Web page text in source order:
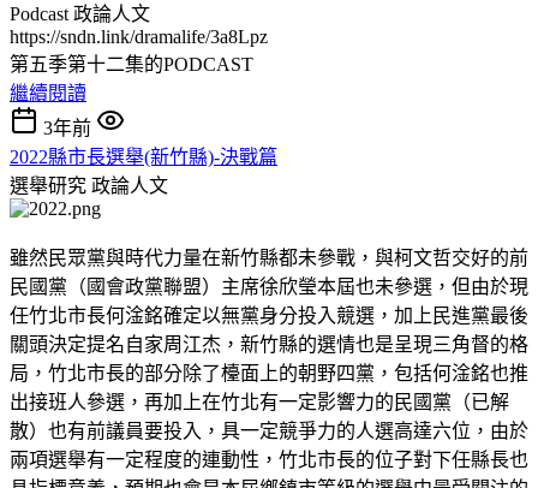
Podcast 政論人文
https://sndn.link/dramalife/3a8Lpz
第五季第十二集的PODCAST
繼續閱讀
3年前
2022縣市長選舉(新竹縣)-決戰篇
選舉研究 政論人文
雖然民眾黨與時代力量在新竹縣都未參戰，與柯文哲交好的前
民國黨（國會政黨聯盟）主席徐欣瑩本屆也未參選，但由於現
任竹北市長何淦銘確定以無黨身分投入競選，加上民進黨最後
關頭決定提名自家周江杰，新竹縣的選情也是呈現三角督的格
局，竹北市長的部分除了檯面上的朝野四黨，包括何淦銘也推
出接班人參選，再加上在竹北有一定影響力的民國黨（已解
散）也有前議員要投入，具一定競爭力的人選高達六位，由於
兩項選舉有一定程度的連動性，竹北市長的位子對下任縣長也